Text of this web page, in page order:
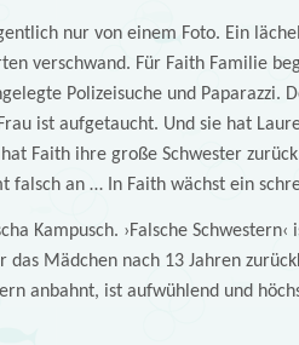
nur von einem Foto. Ein
verschwand. Für Faith Familie
Polizeisuche und Paparazzi.
ist aufgetaucht. Und sie hat
Faith ihre große Schwester
falsch an … In Faith wächst ein
Kampusch. ›Falsche
Mädchen nach 13 Jahren
anbahnt, ist aufwühlend und